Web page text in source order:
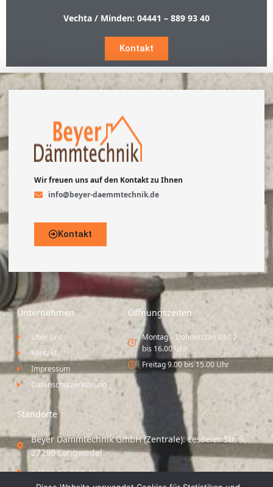
Vechta / Minden: 04441 – 889 93 40
Kontakt
Wir freuen uns auf den Kontakt zu Ihnen
info@beyer-daemmtechnik.de
Kontakt
Unternehmen
Über uns
Kontakt
Impressum
Datenschutzerklärung
Öffnungszeiten
Montag – Donnerstag 09.00
bis 16.00 Uhr
Freitag 9.00 bis 15.00 Uhr
Standorte
Beyer Dämmtechnik GmbH (Zentrale): Lesseler Str. 9,
27299 Langwedel
04235 55 297 41